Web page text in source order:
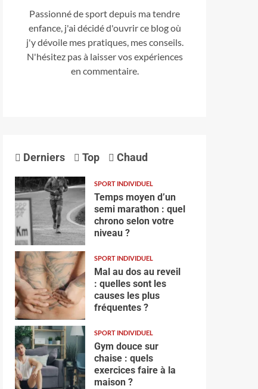
Passionné de sport depuis ma tendre
enfance, j'ai décidé d'ouvrir ce blog où
j'y dévoile mes pratiques, mes conseils.
N'hésitez pas à laisser vos expériences
en commentaire.
Derniers Top Chaud
SPORT INDIVIDUEL
Temps moyen d’un
semi marathon : quel
chrono selon votre
niveau ?
SPORT INDIVIDUEL
Mal au dos au reveil
: quelles sont les
causes les plus
fréquentes ?
SPORT INDIVIDUEL
Gym douce sur
chaise : quels
exercices faire à la
maison ?